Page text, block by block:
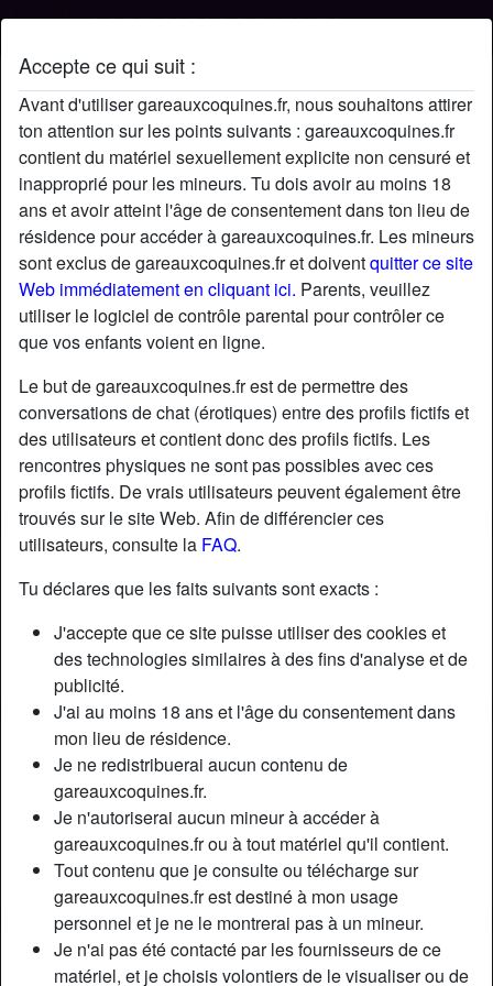
Accepte ce qui suit :
Avant d'utiliser gareauxcoquines.fr, nous souhaitons attirer
ton attention sur les points suivants : gareauxcoquines.fr
contient du matériel sexuellement explicite non censuré et
inapproprié pour les mineurs. Tu dois avoir au moins 18
ans et avoir atteint l'âge de consentement dans ton lieu de
résidence pour accéder à gareauxcoquines.fr. Les mineurs
sont exclus de gareauxcoquines.fr et doiventquitter ce site
Web immédiatement en cliquant ici. Parents, veuillez
utiliser le logiciel de contrôle parental pour contrôler ce
que vos enfants voient en ligne.
Le but de gareauxcoquines.fr est de permettre des
conversations de chat (érotiques) entre des profils fictifs et
des utilisateurs et contient donc des profils fictifs. Les
rencontres physiques ne sont pas possibles avec ces
profils fictifs. De vrais utilisateurs peuvent également être
trouvés sur le site Web. Afin de différencier ces
utilisateurs, consulte la FAQ.
Tu déclares que les faits suivants sont exacts :
J'accepte que ce site puisse utiliser des cookies et
des technologies similaires à des fins d'analyse et de
publicité.
J'ai au moins 18 ans et l'âge du consentement dans
mon lieu de résidence.
Je ne redistribuerai aucun contenu de
gareauxcoquines.fr.
Je n'autoriserai aucun mineur à accéder à
gareauxcoquines.fr ou à tout matériel qu'il contient.
Tout contenu que je consulte ou télécharge sur
gareauxcoquines.fr est destiné à mon usage
personnel et je ne le montrerai pas à un mineur.
Je n'ai pas été contacté par les fournisseurs de ce
matériel, et je choisis volontiers de le visualiser ou de
Profil de Noellie
starAjouter chatDiscuter !
Nickname:
Âge:
29
Département:
Haute-Vienne
Sexe:
Description
Je suis disponible actuellement pour tout séance coquine
et sérieuse douce
Cherche
Homme, Caucasien(ne)
Tags